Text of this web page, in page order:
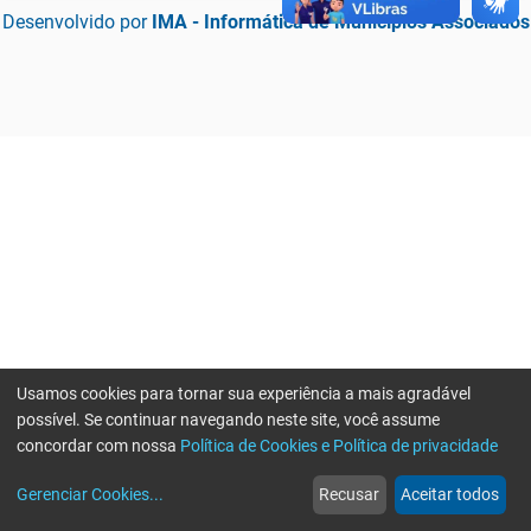
Desenvolvido por IMA - Informática de Municípios Associados
web
Notícias
more_horiz
Mais
Usamos cookies para tornar sua experiência a mais agradável
possível. Se continuar navegando neste site, você assume
concordar com nossa Política de Cookies e Política de privacidade
Gerenciar Cookies... Recusar Aceitar todos
Erro ao enviar informações, por favor tente novamente